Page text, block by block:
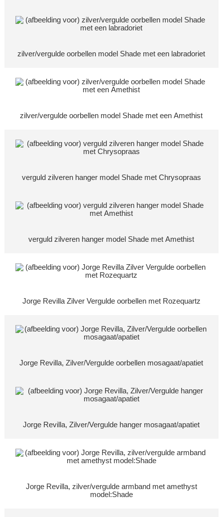
zilver/vergulde oorbellen model Shade met een labradoriet
zilver/vergulde oorbellen model Shade met een Amethist
verguld zilveren hanger model Shade met Chrysopraas
verguld zilveren hanger model Shade met Amethist
Jorge Revilla Zilver Vergulde oorbellen met Rozequartz
Jorge Revilla, Zilver/Vergulde oorbellen mosagaat/apatiet
Jorge Revilla, Zilver/Vergulde hanger mosagaat/apatiet
Jorge Revilla, zilver/vergulde armband met amethyst
model:Shade